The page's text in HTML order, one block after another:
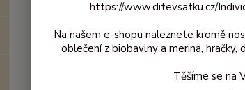
https://www.ditevsatku.cz/
Na našem e-shopu naleznete kromě
oblečení z biobavlny a merina,
Těšíme se na